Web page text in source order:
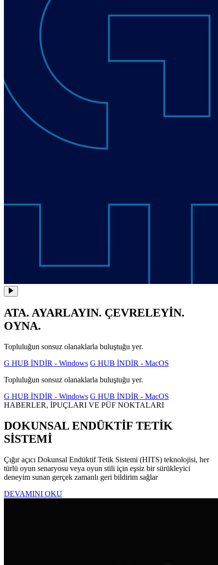
ATA. AYARLAYIN. ÇEVRELEYİN.
OYNA.
Topluluğun sonsuz olanaklarla buluştuğu yer.
G HUB İNDİR - Windows G HUB İNDİR - MacOS
Topluluğun sonsuz olanaklarla buluştuğu yer.
G HUB İNDİR - Windows G HUB İNDİR - MacOS
HABERLER, İPUÇLARI VE PÜF NOKTALARI
DOKUNSAL ENDÜKTİF TETİK
SİSTEMİ
Çığır açıcı Dokunsal Endüktif Tetik Sistemi (HITS) teknolojisi, her
türlü oyun senaryosu veya oyun stili için eşsiz bir sürükleyici
deneyim sunan gerçek zamanlı geri bildirim sağlar
DEVAMINI OKU